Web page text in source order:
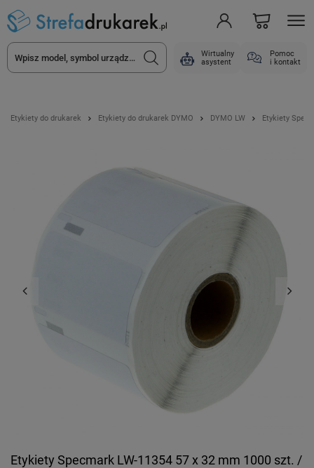
Wirtualny
asystent
Pomoc
i kontakt
Etykiety do drukarek Etykiety do drukarek DYMO DYMO LW Etykiety
Etykiety Specmark LW-11354 57 x 32 mm 1000 szt. /